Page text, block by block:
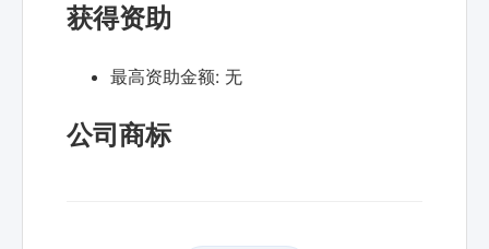
获得资助
最高资助金额: 无
公司商标